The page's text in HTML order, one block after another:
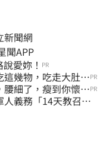
聞網
娛樂星聞APP
愛妳！ PR
這幾物，吃走大肚
PR
細了，瘦到你懷疑PR
義務「14天教召不